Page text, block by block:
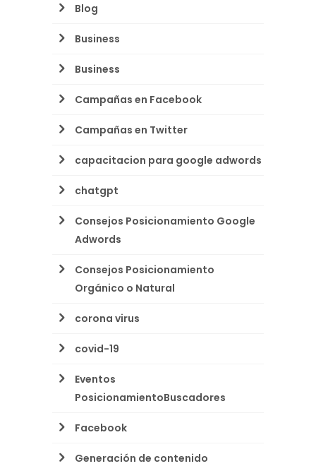
Blog
Business
Business
Campañas en Facebook
Campañas en Twitter
capacitacion para google adwords
chatgpt
Consejos Posicionamiento Google
Adwords
Consejos Posicionamiento
Orgánico o Natural
corona virus
covid-19
Eventos
PosicionamientoBuscadores
Facebook
Generación de contenido